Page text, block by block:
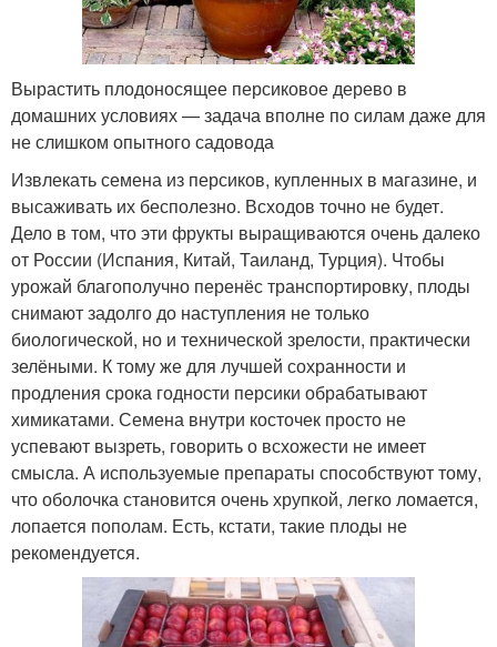
Вырастить плодоносящее персиковое дерево в
домашних условиях — задача вполне по силам даже для
не слишком опытного садовода
Извлекать семена из персиков, купленных в магазине, и
высаживать их бесполезно. Всходов точно не будет.
Дело в том, что эти фрукты выращиваются очень далеко
от России (Испания, Китай, Таиланд, Турция). Чтобы
урожай благополучно перенёс транспортировку, плоды
снимают задолго до наступления не только
биологической, но и технической зрелости, практически
зелёными. К тому же для лучшей сохранности и
продления срока годности персики обрабатывают
химикатами. Семена внутри косточек просто не
успевают вызреть, говорить о всхожести не имеет
смысла. А используемые препараты способствуют тому,
что оболочка становится очень хрупкой, легко ломается,
лопается пополам. Есть, кстати, такие плоды не
рекомендуется.